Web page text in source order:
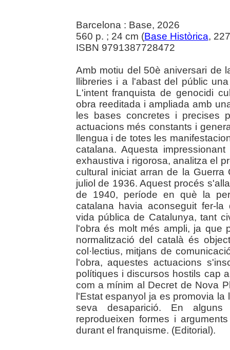
Barcelona : Base, 2026
560 p. ; 24 cm (Base Històrica,
ISBN 9791387728472
Amb motiu del 50è aniversari de
llibreries i a l'abast del públic
L'intent franquista de genocidi
obra reeditada i ampliada amb
les bases concretes i precises
actuacions més constants i
llengua i de totes les
catalana. Aquesta
exhaustiva i rigorosa, analitza el
cultural iniciat arran de la
juliol de 1936. Aquest procés
de 1940, període en què la
catalana havia aconseguit fer-
vida pública de Catalunya, tant
l'obra és molt més ampli, ja que
normalització del català és
col·lectius, mitjans de
l'obra, aquestes actuacions
polítiques i discursos hostils cap
com a mínim al Decret de Nova
l'Estat espanyol ja es promovia
seva desaparició. En
reprodueixen formes i
durant el franquisme. (Editorial).